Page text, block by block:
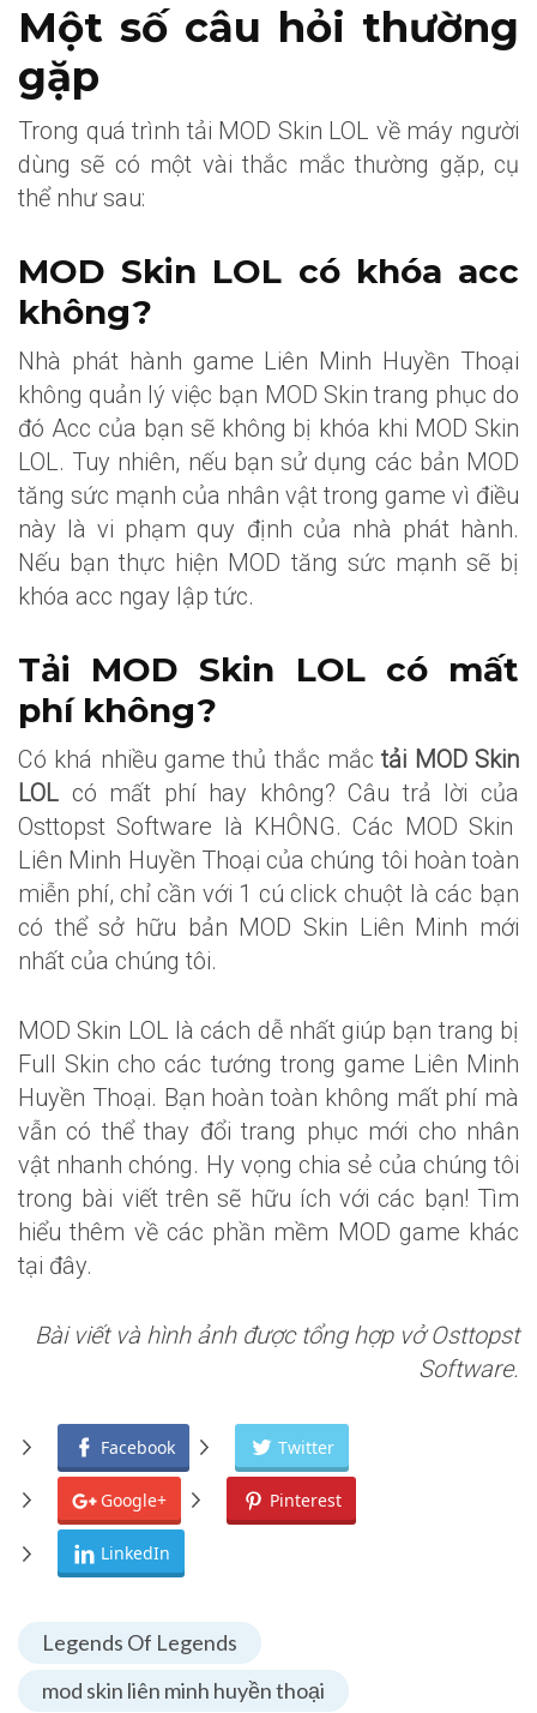
Một số câu hỏi thường
gặp
Trong quá trình tải MOD Skin LOL về máy người
dùng sẽ có một vài thắc mắc thường gặp, cụ
thể như sau:
MOD Skin LOL có khóa acc
không?
Nhà phát hành game Liên Minh Huyền Thoại
không quản lý việc bạn MOD Skin trang phục do
đó Acc của bạn sẽ không bị khóa khi MOD Skin
LOL. Tuy nhiên, nếu bạn sử dụng các bản MOD
tăng sức mạnh của nhân vật trong game vì điều
này là vi phạm quy định của nhà phát hành.
Nếu bạn thực hiện MOD tăng sức mạnh sẽ bị
khóa acc ngay lập tức.
Tải MOD Skin LOL có mất
phí không?
Có khá nhiều game thủ thắc mắctải MOD Skin
LOL có mất phí hay không? Câu trả lời của
Osttopst Software là KHÔNG. Các MOD Skin
Liên Minh Huyền Thoại của chúng tôi hoàn toàn
miễn phí, chỉ cần với 1 cú click chuột là các bạn
có thể sở hữu bản MOD Skin Liên Minh mới
nhất của chúng tôi.
MOD Skin LOL là cách dễ nhất giúp bạn trang bị
Full Skin cho các tướng trong game Liên Minh
Huyền Thoại. Bạn hoàn toàn không mất phí mà
vẫn có thể thay đổi trang phục mới cho nhân
vật nhanh chóng. Hy vọng chia sẻ của chúng tôi
trong bài viết trên sẽ hữu ích với các bạn! Tìm
hiểu thêm về các phần mềm MOD game khác
tại đây.
Bài viết và hình ảnh được tổng hợp vở Osttopst
Software.
Facebook Twitter
Google+ Pinterest
LinkedIn
Legends Of Legends
mod skin liên minh huyền thoại